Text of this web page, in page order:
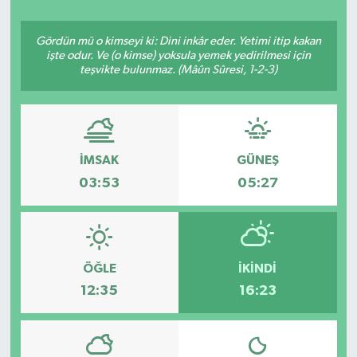
Gördün mü o kimseyi ki: Dini inkâr eder. Yetimi itip kakan
işte odur. Ve (o kimse) yoksula yemek yedirilmesi için
teşvikte bulunmaz. (Mâûn Sûresi, 1-2-3)
İMSAK
03:53
GÜNEŞ
05:27
ÖĞLE
12:35
İKINDI
16:23
Dış Haberler
EĞİTİM
EKONOMİ
English News
Finans
Flaş Haber
Gayrimenkul